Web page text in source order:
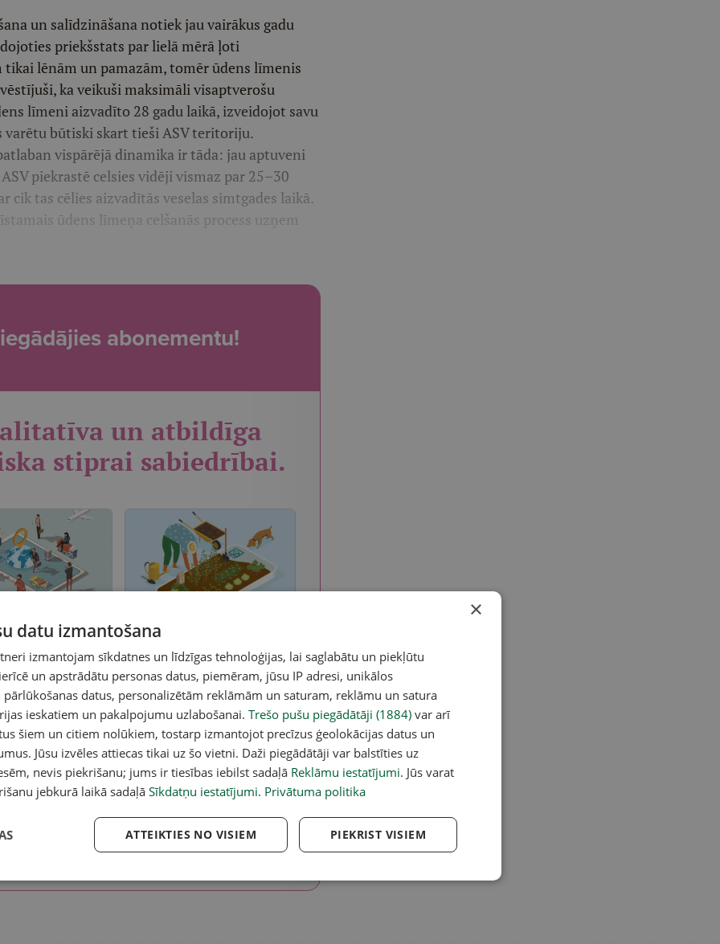
un salīdzināšana notiek jau vairākus gadu
priekšstats par lielā mērā ļoti
lēnām un pamazām, tomēr ūdens līmenis
ka veikuši maksimāli visaptverošu
līmeni aizvadīto 28 gadu laikā, izveidojot savu
varētu būtiski skart tieši ASV teritoriju.
vispārējā dinamika ir tāda: jau aptuveni
piekrastē celsies vidēji vismaz par 25–30
tas cēlies aizvadītās veselas simtgades laikā.
ūdens līmeņa celšanās process uzņem
abonementu!
un atbildīga
stiprai sabiedrībai.
un ērtākais
visam portāla
reklāmas
ar vienu
ērtā veidā, un lieto
52 nedēļas.
/ uz 52
. Tikai 0,58
Abonē
50 rakstu
50 raksti uz 4 nedēļu periodu.
Pieeja visam portāla saturam ar
ierobežojumu rakstu skaitam, kas
jāizmanto 4 nedēļu periodā.
2.50 €/ 50 raksti 4
nedēļās
Abonē
×
datu izmantošana
izmantojam sīkdatnes un līdzīgas tehnoloģijas, lai saglabātu un piekļūtu
un apstrādātu personas datus, piemēram, jūsu IP adresi, unikālos
datus, personalizētām reklāmām un saturam, reklāmu un satura
ieskatiem un pakalpojumu uzlabošanai. Trešo pušu piegādātāji (1884) var arī
šiem un citiem nolūkiem, tostarp izmantojot precīzus ģeolokācijas datus un
Jūsu izvēles attiecas tikai uz šo vietni. Daži piegādātāji var balstīties uz
nevis piekrišanu; jums ir tiesības iebilst sadaļā Reklāmu iestatījumi. Jūs varat
jebkurā laikā sadaļāSīkdatņu iestatījumi. Privātuma politika
PIEKRIST VISIEM
ATTEIKTIES NO VISIEM